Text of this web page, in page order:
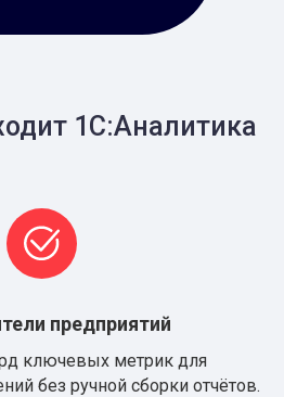
1С:Аналитика
предприятий
ключевых метрик для
без ручной сборки отчётов.